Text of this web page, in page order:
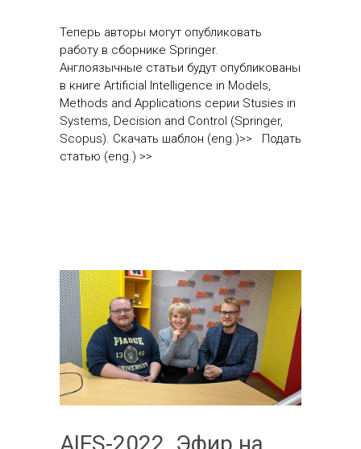
Теперь авторы могут опубликовать
работу в сборнике Springer.
Англоязычные статьи будут опубликованы
в книге Artificial Intelligence in Models,
Methods and Applications серии Stusies in
Systems, Decision and Control (Springer,
Scopus). Скачать шаблон (eng.)>> Подать
статью (eng.) >>